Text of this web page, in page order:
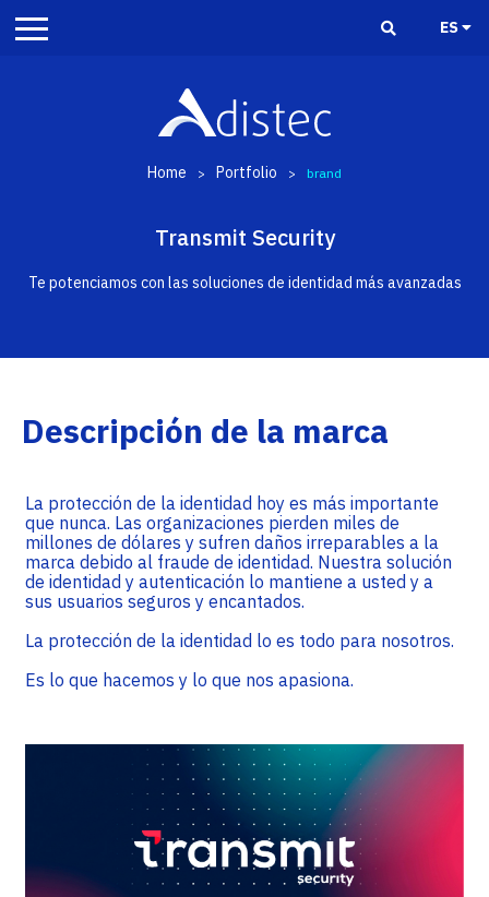
ES
Home > Portfolio > brand
Transmit Security
Te potenciamos con las soluciones de identidad más avanzadas
Descripción de la marca
La protección de la identidad hoy es más importante
que nunca. Las organizaciones pierden miles de
millones de dólares y sufren daños irreparables a la
marca debido al fraude de identidad. Nuestra solución
de identidad y autenticación lo mantiene a usted y a
sus usuarios seguros y encantados.
La protección de la identidad lo es todo para nosotros.
Es lo que hacemos y lo que nos apasiona.